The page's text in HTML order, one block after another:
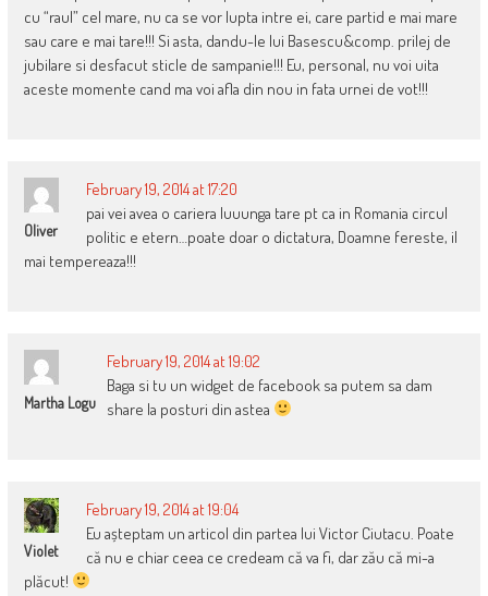
cu “raul” cel mare, nu ca se vor lupta intre ei, care partid e mai mare
sau care e mai tare!!! Si asta, dandu-le lui Basescu&comp. prilej de
jubilare si desfacut sticle de sampanie!!! Eu, personal, nu voi uita
aceste momente cand ma voi afla din nou in fata urnei de vot!!!
Oliver
February 19, 2014 at 17:20
pai vei avea o cariera luuunga tare pt ca in Romania circul
politic e etern…poate doar o dictatura, Doamne fereste, il
mai tempereaza!!!
Martha Logu
February 19, 2014 at 19:02
Baga si tu un widget de facebook sa putem sa dam
share la posturi din astea
Violet
February 19, 2014 at 19:04
Eu așteptam un articol din partea lui Victor Ciutacu. Poate
că nu e chiar ceea ce credeam că va fi, dar zău că mi-a
plăcut!